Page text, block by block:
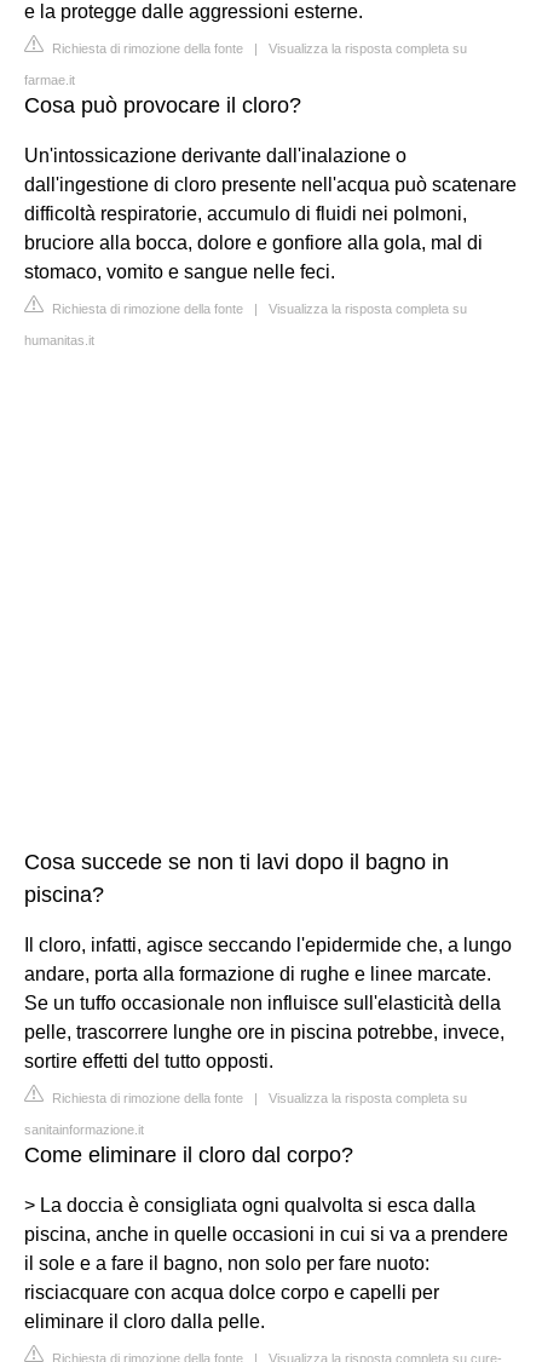
e la protegge dalle aggressioni esterne.
Richiesta di rimozione della fonte | Visualizza la risposta completa su
farmae.it
Cosa può provocare il cloro?
Un'intossicazione derivante dall'inalazione o
dall'ingestione di cloro presente nell'acqua può scatenare
difficoltà respiratorie, accumulo di fluidi nei polmoni,
bruciore alla bocca, dolore e gonfiore alla gola, mal di
stomaco, vomito e sangue nelle feci.
Richiesta di rimozione della fonte | Visualizza la risposta completa su
humanitas.it
Cosa succede se non ti lavi dopo il bagno in
piscina?
Il cloro, infatti, agisce seccando l'epidermide che, a lungo
andare, porta alla formazione di rughe e linee marcate.
Se un tuffo occasionale non influisce sull'elasticità della
pelle, trascorrere lunghe ore in piscina potrebbe, invece,
sortire effetti del tutto opposti.
Richiesta di rimozione della fonte | Visualizza la risposta completa su
sanitainformazione.it
Come eliminare il cloro dal corpo?
> La doccia è consigliata ogni qualvolta si esca dalla
piscina, anche in quelle occasioni in cui si va a prendere
il sole e a fare il bagno, non solo per fare nuoto:
risciacquare con acqua dolce corpo e capelli per
eliminare il cloro dalla pelle.
Richiesta di rimozione della fonte | Visualizza la risposta completa su cure-